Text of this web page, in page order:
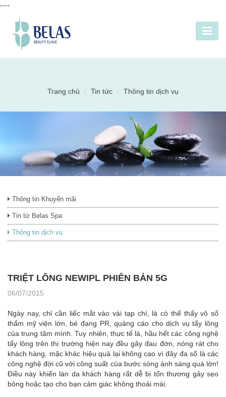
----
Trang chủ Tin tức Thông tin dịch vụ
Thông tin Khuyến mãi
Tin từ Belas Spa
Thông tin dịch vụ
TRIỆT LÔNG NEWIPL PHIÊN BẢN 5G
06/07/2015
Ngày nay, chỉ cần liếc mắt vào vài tạp chí, là có thể thấy vô số
thẩm mỹ viện lớn, bé đang PR, quảng cáo cho dịch vụ tẩy lông
của trung tâm mình. Tuy nhiên, thực tế là, hầu hết các công nghệ
tẩy lông trên thị trường hiện nay đều gây đau đớn, nóng rát cho
khách hàng, mặc khác hiệu quả lại không cao vì đây đa số là các
công nghệ đời cũ với công suất của bước sóng ánh sáng quá lớn!
Điều này khiến làn da khách hàng rất dễ bị tổn thương gây sẹo
bỏng hoặc tạo cho bạn cảm giác không thoải mái.